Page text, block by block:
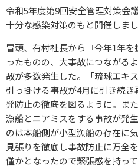
令和5年度第9回安全管理対策会
十分な感染対策のもと開催しまし
冒頭、有村社長から『今年1年
ったものの、大事故につながる
故が多数発生した。「琉球エキ
引っ掛ける事故が4月に引き続
発防止の徹底を図るように。ま
漁船とニアミスをする事故が発
のは本船側が小型漁船の存在に
見張りを徹底し事故防止に万全
僅かとなったので緊張感を持っ